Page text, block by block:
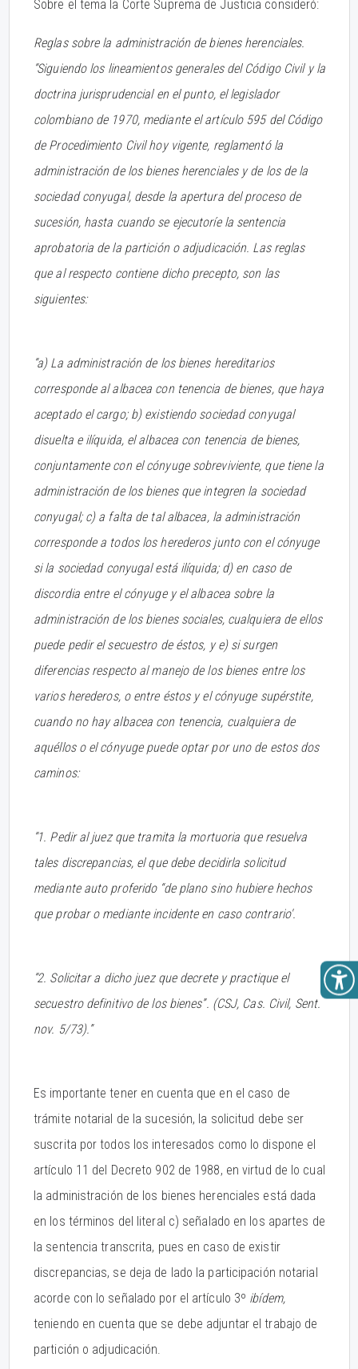
Sobre el tema la Corte Suprema de Justicia consideró:
Reglas sobre la administración de bienes herenciales.
“Siguiendo los lineamientos generales del Código Civil y la
doctrina jurisprudencial en el punto, el legislador
colombiano de 1970, mediante el artículo 595 del Código
de Procedimiento Civil hoy vigente, reglamentó la
administración de los bienes herenciales y de los de la
sociedad conyugal, desde la apertura del proceso de
sucesión, hasta cuando se ejecutoríe la sentencia
aprobatoria de la partición o adjudicación. Las reglas
que al respecto contiene dicho precepto, son las
siguientes:
“a) La administración de los bienes hereditarios
corresponde al albacea con tenencia de bienes, que haya
aceptado el cargo; b) existiendo sociedad conyugal
disuelta e ilíquida, el albacea con tenencia de bienes,
conjuntamente con el cónyuge sobreviviente, que tiene la
administración de los bienes que integren la sociedad
conyugal; c) a falta de tal albacea, la administración
corresponde a todos los herederos junto con el cónyuge
si la sociedad conyugal está ilíquida; d) en caso de
discordia entre el cónyuge y el albacea sobre la
administración de los bienes sociales, cualquiera de ellos
puede pedir el secuestro de éstos, y e) si surgen
diferencias respecto al manejo de los bienes entre los
varios herederos, o entre éstos y el cónyuge supérstite,
cuando no hay albacea con tenencia, cualquiera de
aquéllos o el cónyuge puede optar por uno de estos dos
caminos:
“1. Pedir al juez que tramita la mortuoria que resuelva
tales discrepancias, el que debe decidirla solicitud
mediante auto proferido “de plano sino hubiere hechos
que probar o mediante incidente en caso contrario'.
“2. Solicitar a dicho juez que decrete y practique el
secuestro definitivo de los bienes”. (CSJ, Cas. Civil, Sent.
nov. 5/73).”
Es importante tener en cuenta que en el caso de
trámite notarial de la sucesión, la solicitud debe ser
suscrita por todos los interesados como lo dispone el
artículo 11 del Decreto 902 de 1988, en virtud de lo cual
la administración de los bienes herenciales está dada
en los términos del literal c) señalado en los apartes de
la sentencia transcrita, pues en caso de existir
discrepancias, se deja de lado la participación notarial
acorde con lo señalado por el artículo 3º ibídem,
teniendo en cuenta que se debe adjuntar el trabajo de
partición o adjudicación.